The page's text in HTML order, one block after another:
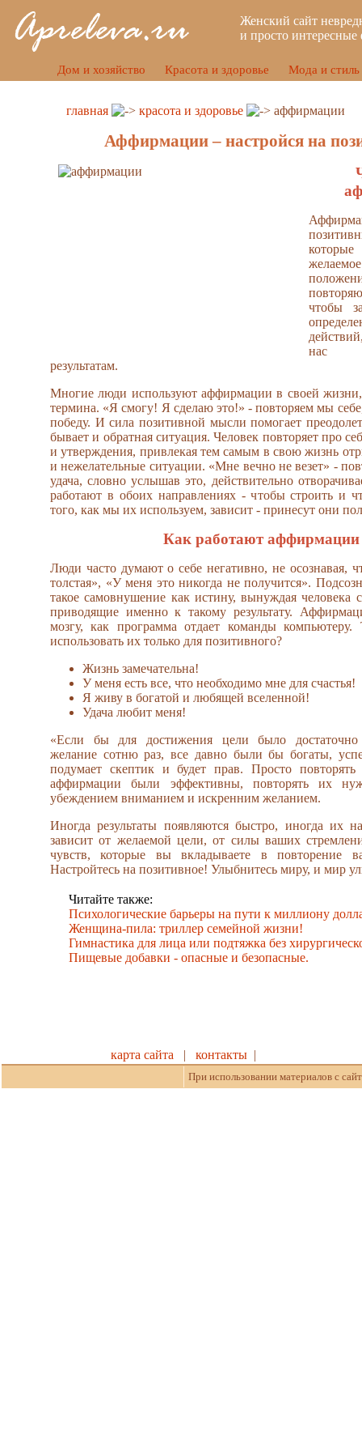
Женский сайт
и просто
Дом и хозяйство Красота и здоровье Мода и стиль
главная красота и здоровье аффирмации
Аффирмации – настройся на
чтобы
нас к
результатам.
Многие люди используют аффирмации в своей жизни,
термина. «Я смогу! Я сделаю это!» - повторяем мы
победу. И сила позитивной мысли помогает
бывает и обратная ситуация. Человек повторяет про
и утверждения, привлекая тем самым в свою жизнь
и нежелательные ситуации. «Мне вечно не везет» -
удача, словно услышав это, действительно
работают в обоих направлениях - чтобы строить и
того, как мы их используем, зависит - принесут они
Как работают аффирмации
Люди часто думают о себе негативно, не осознавая,
толстая», «У меня это никогда не получится».
такое самовнушение как истину, вынуждая человека
приводящие именно к такому результату.
мозгу, как программа отдает команды
использовать их только для позитивного?
Жизнь замечательна!
У меня есть все, что необходимо мне для счастья!
Я живу в богатой и любящей вселенной!
Удача любит меня!
«Если бы для достижения цели было достаточно
желание сотню раз, все давно были бы богаты,
подумает скептик и будет прав. Просто повторять
аффирмации были эффективны, повторять их
убеждением вниманием и искренним желанием.
Иногда результаты появляются быстро, иногда их
зависит от желаемой цели, от силы ваших
чувств, которые вы вкладываете в повторение
Настройтесь на позитивное! Улыбнитесь миру, и мир
Читайте также:
Психологические барьеры на пути к миллиону
Женщина-пила: триллер семейной жизни!
Гимнастика для лица или подтяжка без
Пищевые добавки - опасные и безопасные.
карта сайта | контакты |
При использовании материалов с